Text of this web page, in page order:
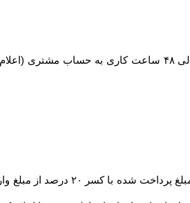
در صورت بروز مشکل مانند اتمام موجودی کالا ، مبلغ پرداخت شده